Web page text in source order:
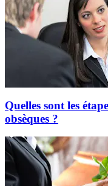
Quelles sont les
obsèques ?